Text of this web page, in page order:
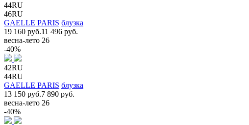
44RU
46RU
GAELLE PARIS блузка
19 160 руб.11 496 руб.
весна-лето 26
-40%
42RU
44RU
GAELLE PARIS блузка
13 150 руб.7 890 руб.
весна-лето 26
-40%